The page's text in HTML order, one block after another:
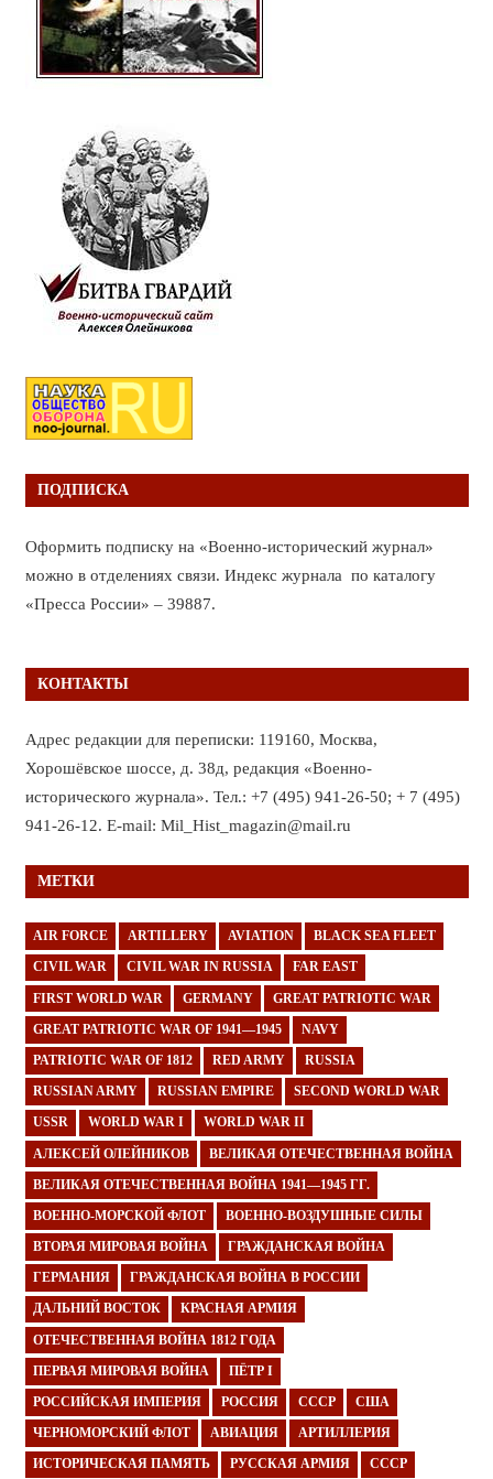
ПОДПИСКА
Оформить подписку на «Военно-исторический журнал»
можно в отделениях связи. Индекс журнала по каталогу
«Пресса России» – 39887.
КОНТАКТЫ
Адрес редакции для переписки: 119160, Москва,
Хорошёвское шоссе, д. 38д, редакция «Военно-
исторического журнала». Тел.: +7 (495) 941-26-50; + 7 (495)
941-26-12. E-mail: Mil_Hist_magazin@mail.ru
МЕТКИ
AIR FORCE ARTILLERY AVIATION BLACK SEA FLEET
CIVIL WAR CIVIL WAR IN RUSSIA FAR EAST
FIRST WORLD WAR GERMANY GREAT PATRIOTIC WAR
GREAT PATRIOTIC WAR OF 1941—1945 NAVY
PATRIOTIC WAR OF 1812 RED ARMY RUSSIA
RUSSIAN ARMY RUSSIAN EMPIRE SECOND WORLD WAR
USSR WORLD WAR I WORLD WAR II
АЛЕКСЕЙ ОЛЕЙНИКОВ ВЕЛИКАЯ ОТЕЧЕСТВЕННАЯ ВОЙНА
ВЕЛИКАЯ ОТЕЧЕСТВЕННАЯ ВОЙНА 1941—1945 ГГ.
ВОЕННО-МОРСКОЙ ФЛОТ ВОЕННО-ВОЗДУШНЫЕ СИЛЫ
ВТОРАЯ МИРОВАЯ ВОЙНА ГРАЖДАНСКАЯ ВОЙНА
ГЕРМАНИЯ ГРАЖДАНСКАЯ ВОЙНА В РОССИИ
ДАЛЬНИЙ ВОСТОК КРАСНАЯ АРМИЯ
ОТЕЧЕСТВЕННАЯ ВОЙНА 1812 ГОДА
ПЕРВАЯ МИРОВАЯ ВОЙНА ПЁТР I
РОССИЙСКАЯ ИМПЕРИЯ РОССИЯ СССР США
ЧЕРНОМОРСКИЙ ФЛОТ АВИАЦИЯ АРТИЛЛЕРИЯ
ИСТОРИЧЕСКАЯ ПАМЯТЬ РУССКАЯ АРМИЯ СССР